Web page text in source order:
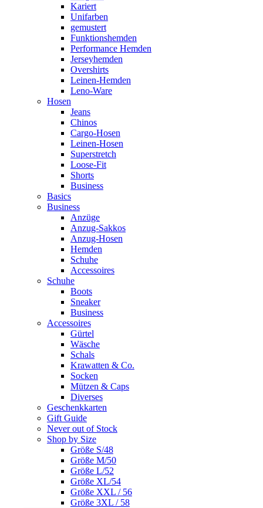
Kariert
Unifarben
gemustert
Funktionshemden
Performance Hemden
Jerseyhemden
Overshirts
Leinen-Hemden
Leno-Ware
Hosen
Jeans
Chinos
Cargo-Hosen
Leinen-Hosen
Superstretch
Loose-Fit
Shorts
Business
Basics
Business
Anzüge
Anzug-Sakkos
Anzug-Hosen
Hemden
Schuhe
Accessoires
Schuhe
Boots
Sneaker
Business
Accessoires
Gürtel
Wäsche
Schals
Krawatten & Co.
Socken
Mützen & Caps
Diverses
Geschenkkarten
Gift Guide
Never out of Stock
Shop by Size
Größe S/48
Größe M/50
Größe L/52
Größe XL/54
Größe XXL / 56
Größe 3XL / 58